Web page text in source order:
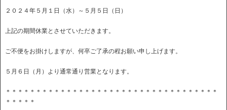
２０２４年５月１日（水）～５月５日（日）
上記の期間休業とさせていただきます。
ご不便をお掛けしますが、何卒ご了承の程お願い申し上げます。
５月６日（月）より通常通り営業となります。
＊＊＊＊＊＊＊＊＊＊＊＊＊＊＊＊＊＊＊＊＊＊＊＊＊＊＊＊＊＊＊＊＊＊＊
＊＊＊＊＊